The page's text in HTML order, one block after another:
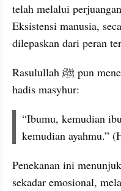
telah melalui
Eksistensi manusia,
dilepaskan dari peran
Rasulullah ﷺ pun menegaskan hal yang sama dalam
hadis masyhur:
“Ibumu, kemudian
kemudian ayahmu.”
Penekanan ini
sekadar emosional,